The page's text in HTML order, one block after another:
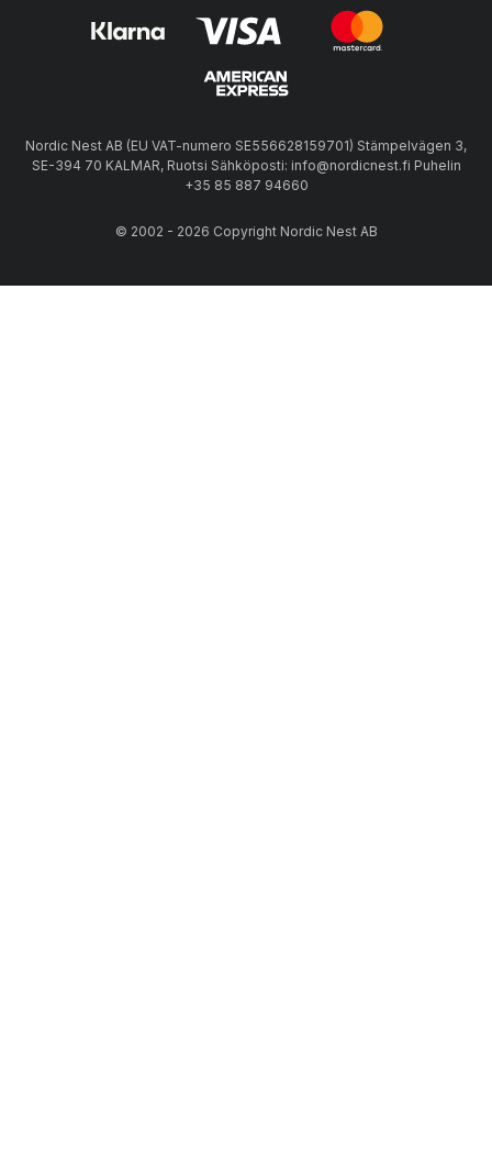
Nordic Nest AB (EU VAT-numero SE556628159701) Stämpelvägen 3,
SE-394 70 KALMAR, Ruotsi Sähköposti: info@nordicnest.fi Puhelin
+35 85 887 94660
© 2002 - 2026 Copyright Nordic Nest AB